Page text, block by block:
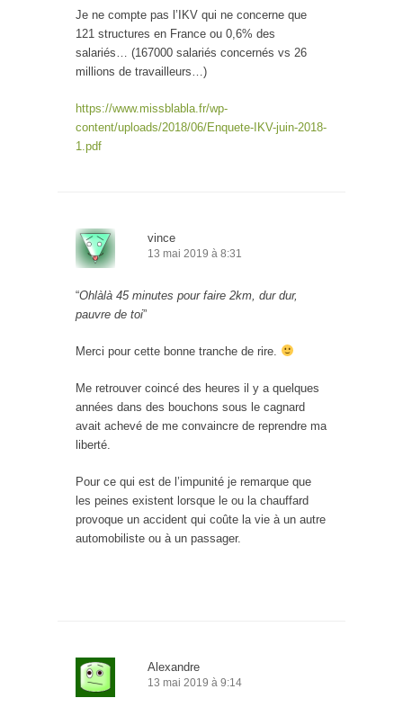
Je ne compte pas l’IKV qui ne concerne que
121 structures en France ou 0,6% des
salariés… (167000 salariés concernés vs 26
millions de travailleurs…)
https://www.missblabla.fr/wp-
content/uploads/2018/06/Enquete-IKV-juin-2018-
1.pdf
vince
13 mai 2019 à 8:31
“Ohlàlà 45 minutes pour faire 2km, dur dur,
pauvre de toi”
Merci pour cette bonne tranche de rire.
Me retrouver coincé des heures il y a quelques
années dans des bouchons sous le cagnard
avait achevé de me convaincre de reprendre ma
liberté.
Pour ce qui est de l’impunité je remarque que
les peines existent lorsque le ou la chauffard
provoque un accident qui coûte la vie à un autre
automobiliste ou à un passager.
Alexandre
13 mai 2019 à 9:14